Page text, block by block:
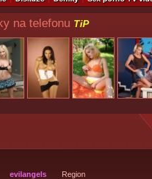
na telefonu TiP
evilangels
Region